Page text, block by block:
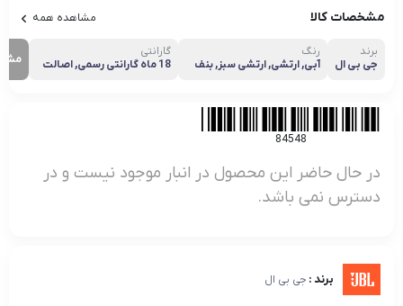
مشخصات کالا مشاهده همه
برند
جی بی ال
رنگ
آبی, ارتشی, ارتشی سبز, بنف
گارانتی
18 ماه گارانتی رسمی, اصالت
84548
در حال حاضر این محصول در انبار موجود نیست و در
دسترس نمی باشد.
برند : جی بی ال